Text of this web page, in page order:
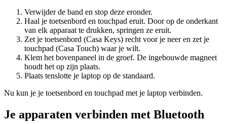
Verwijder de band en stop deze eronder.
Haal je toetsenbord en touchpad eruit. Door op de onderkant
van elk apparaat te drukken, springen ze eruit.
Zet je toetsenbord (Casa Keys) recht voor je neer en zet je
touchpad (Casa Touch) waar je wilt.
Klem het bovenpaneel in de groef. De ingebouwde magneet
houdt het op zijn plaats.
Plaats tenslotte je laptop op de standaard.
Nu kun je je toetsenbord en touchpad met je laptop verbinden.
Je apparaten verbinden met Bluetooth